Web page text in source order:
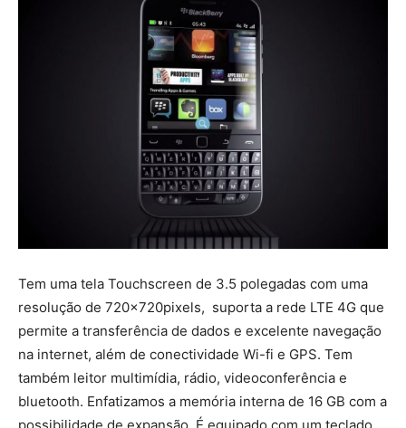
Tem uma tela Touchscreen de 3.5 polegadas com uma
resolução de 720x720pixels, suporta a rede LTE 4G que
permite a transferência de dados e excelente navegação
na internet, além de conectividade Wi-fi e GPS. Tem
também leitor multimídia, rádio, videoconferência e
bluetooth. Enfatizamos a memória interna de 16 GB com a